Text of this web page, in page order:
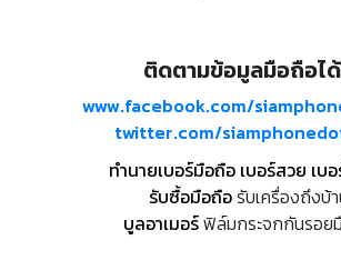
ติดตามข้อมูลมือถือไ
www.facebook.com/
twitter.com/
ทำนายเบอร์มือถือ เบอร์สวย เบ
รับซื้อมือถือรับเครื่องถึงบ้
บูลอาเมอร์ฟิล์มกระจกกันรอย